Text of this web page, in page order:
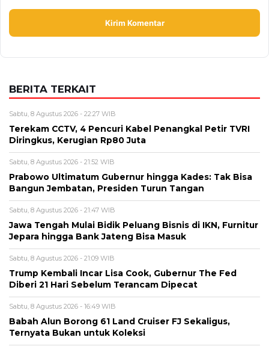
BERITA TERKAIT
Sabtu, 8 Agustus 2026 - 22:27 WIB
Terekam CCTV, 4 Pencuri Kabel Penangkal Petir TVRI
Diringkus, Kerugian Rp80 Juta
Sabtu, 8 Agustus 2026 - 21:52 WIB
Prabowo Ultimatum Gubernur hingga Kades: Tak Bisa
Bangun Jembatan, Presiden Turun Tangan
Sabtu, 8 Agustus 2026 - 21:47 WIB
Jawa Tengah Mulai Bidik Peluang Bisnis di IKN, Furnitur
Jepara hingga Bank Jateng Bisa Masuk
Sabtu, 8 Agustus 2026 - 21:09 WIB
Trump Kembali Incar Lisa Cook, Gubernur The Fed
Diberi 21 Hari Sebelum Terancam Dipecat
Sabtu, 8 Agustus 2026 - 16:49 WIB
Babah Alun Borong 61 Land Cruiser FJ Sekaligus,
Ternyata Bukan untuk Koleksi